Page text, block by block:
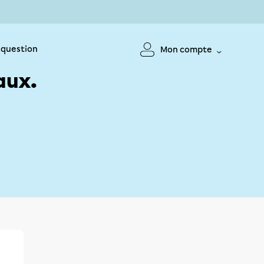
Mon compte